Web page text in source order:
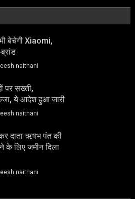
बेचेगी Xiaomi,
naithani
पर सख्ती,
ये आदेश हुआ जारी
naithani
दाता ऋषभ पंत की
के लिए जमीन दिला
naithani